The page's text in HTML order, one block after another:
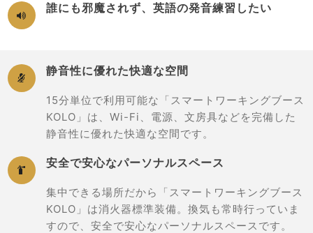

誰にも邪魔されず、英語の発音練習したい

静音性に優れた快適な空間
15分単位で利用可能な「スマートワーキングブース
KOLO」は、Wi-Fi、電源、文房具などを完備した
静音性に優れた快適な空間です。

安全で安心なパーソナルスペース
集中できる場所だから「スマートワーキングブース
KOLO」は消火器標準装備。換気も常時行っていま
すので、安全で安心なパーソナルスペースです。